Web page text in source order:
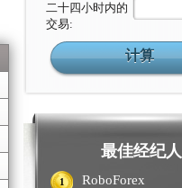
二十四小时内的
交易:
最佳经纪人
1 RoboForex